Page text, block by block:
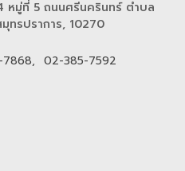
หมู่ที่ 5 ถนนศรีนครินทร์ ตำบล
มุทรปราการ, 10270
02-385-7592